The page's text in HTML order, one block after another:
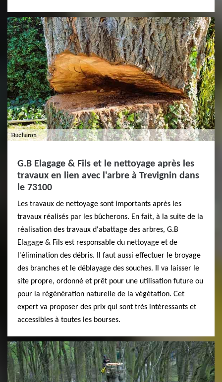
G.B Elagage & Fils et le nettoyage après les
travaux en lien avec l'arbre à Trevignin dans
le 73100
Les travaux de nettoyage sont importants après les
travaux réalisés par les bûcherons. En fait, à la suite de la
réalisation des travaux d'abattage des arbres, G.B
Elagage & Fils est responsable du nettoyage et de
l'élimination des débris. Il faut aussi effectuer le broyage
des branches et le déblayage des souches. Il va laisser le
site propre, ordonné et prêt pour une utilisation future ou
pour la régénération naturelle de la végétation. Cet
expert va proposer des prix qui sont très intéressants et
accessibles à toutes les bourses.